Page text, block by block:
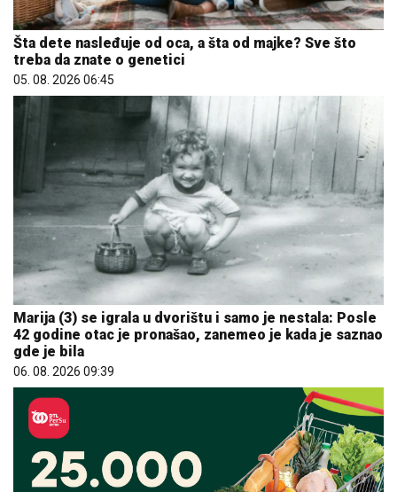
Šta dete nasleđuje od oca, a šta od majke? Sve što
treba da znate o genetici
05. 08. 2026 06:45
Marija (3) se igrala u dvorištu i samo je nestala: Posle
42 godine otac je pronašao, zanemeo je kada je saznao
gde je bila
06. 08. 2026 09:39